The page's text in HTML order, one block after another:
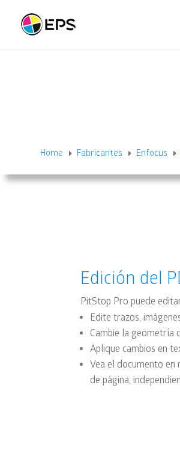
Home E Fabricantes E Enfocus E
Edición del
PitStop Pro puede
Edite trazos,
Cambie la geometría
Aplique cambios en
Vea el documento
de página,